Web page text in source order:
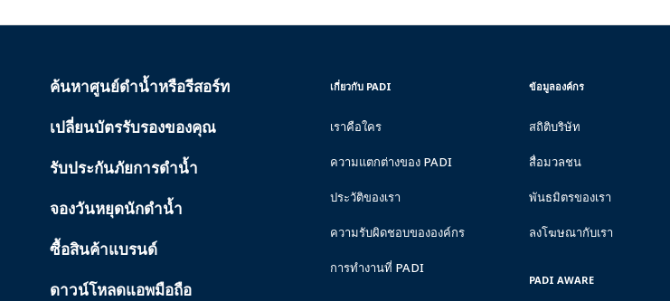
PADI
ค้นหาศูนย์ดำน้ำหรือรีสอร์ท
เปลี่ยนบัตรรับรองของคุณ
รับประกันภัยการดำน้ำ
จองวันหยุดนักดำน้ำ
ซื้อสินค้าแบรนด์
ดาวน์โหลดแอพมือถือ
INSIDE
เกี่ยวกับ PADI
เราคือใคร
ความแตกต่างของ PADI
ประวัติของเรา
ความรับผิดชอบขององค์กร
การทำงานที่ PADI
CORPORATE
ข้อมูลองค์กร
สถิติบริษัท
สื่อมวลชน
พันธมิตรของเรา
ลงโฆษณากับเรา
PADI AWARE